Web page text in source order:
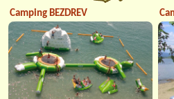
Camping BEZDREV